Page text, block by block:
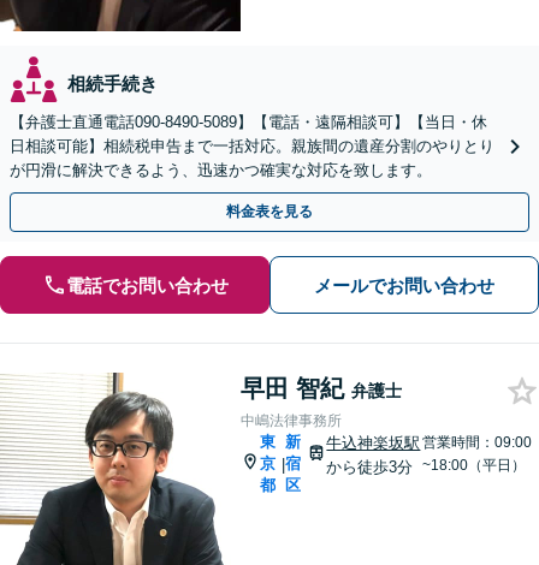
相続手続き
【弁護士直通電話090-8490-5089】【電話・遠隔相談可】【当日・休
日相談可能】相続税申告まで一括対応。親族間の遺産分割のやりとり
が円滑に解決できるよう、迅速かつ確実な対応を致します。
料金表を見る
電話でお問い合わせ メールでお問い合わせ
早田 智紀 弁護士
中嶋法律事務所
東
京
都
|
新
宿
区
牛込神楽坂駅
から徒歩3分
営業時間：09:00
~18:00（平日）